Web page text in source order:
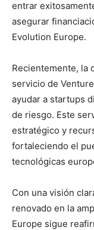
entrar
asegurar
Evolution Europe.
Recientemente, la
servicio de
ayudar a startups
de riesgo. Este
estratégico y
fortaleciendo el
tecnológicas
Con una visión
renovado en la
Europe sigue